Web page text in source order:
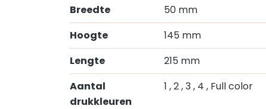
Breedte
50 mm
Hoogte
145 mm
Lengte
215 mm
Aantal
drukkleuren
1 , 2, 3, 4 , Full color